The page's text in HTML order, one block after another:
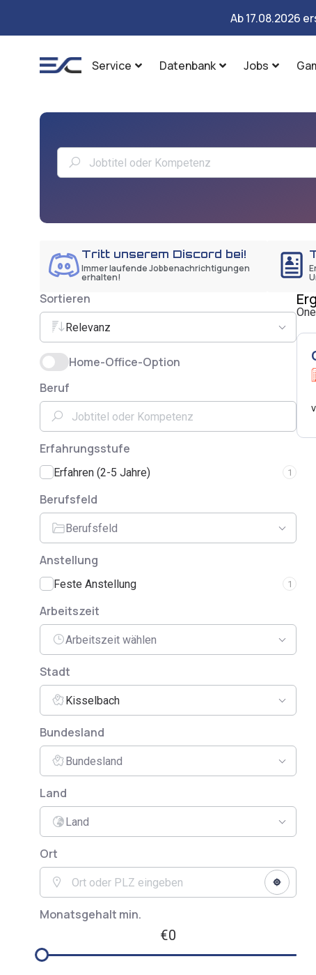
Ab 17.08.2026
Service Datenbank Jobs
Tritt unserem Discord bei!
Immer laufende Jobbenachrichtigungen
erhalten!
Sortieren
Relevanz
Home-Office-Option
Beruf
Erfahrungsstufe
Erfahren (2-5 Jahre) 1
Berufsfeld
Berufsfeld
Anstellung
Feste Anstellung 1
Arbeitszeit
Arbeitszeit wählen
Stadt
Kisselbach
Bundesland
Bundesland
Land
Land
Ort
Monatsgehalt min.
€0